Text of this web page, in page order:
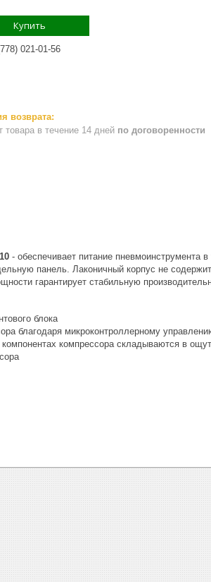
Купить
021-01-56
товара в течение 14 дней по договоренности
- обеспечивает питание пневмоинструмента
панель. Лаконичный корпус не
гарантирует стабильную
блока
благодаря микроконтроллерному
компрессора складываются в